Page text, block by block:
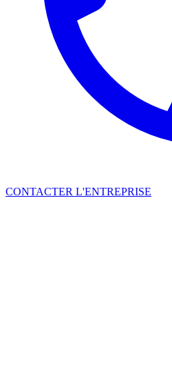
CONTACTER L'ENTREPRISE